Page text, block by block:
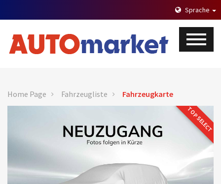
Sprache
Home Page Fahrzeugliste Fahrzeugkarte
TOP SELECT